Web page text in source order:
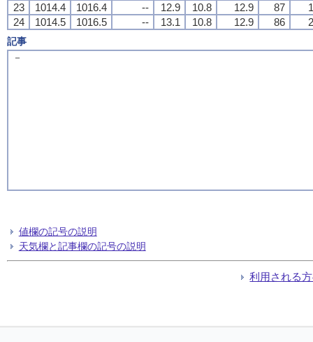
23
1014.4 1016.4 -- 12.9 10.8 12.9 87
24
1014.5 1016.5 -- 13.1 10.8 12.9 86
記事
－
値欄の記号の説明
天気欄と記事欄の記号の説明
利用される